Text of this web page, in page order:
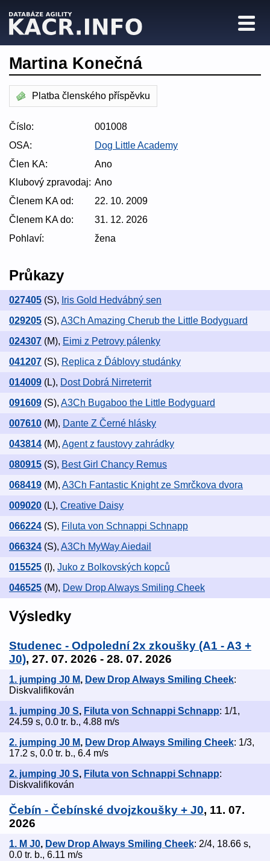
Martina Konečná
Platba členského příspěvku
Číslo:
001008
OSA:
Dog Little Academy
Člen KA:
Ano
Klubový zpravodaj: Ano
Členem KA od:
22. 10. 2009
Členem KA do:
31. 12. 2026
Pohlaví:
žena
Průkazy
027405 (S), Iris Gold Hedvábný sen
029205 (S), A3Ch Amazing Cherub the Little Bodyguard
024307 (M), Eimi z Petrovy pálenky
041207 (S), Replica z Ďáblovy studánky
014009 (L), Dost Dobrá Nirreterrit
091609 (S), A3Ch Bugaboo the Little Bodyguard
007610 (M), Dante Z Černé hlásky
043814 (M), Agent z faustovy zahrádky
080915 (S), Best Girl Chancy Remus
068419 (M), A3Ch Fantastic Knight ze Smrčkova dvora
009020 (L), Creative Daisy
066224 (S), Filuta von Schnappi Schnapp
066324 (S), A3Ch MyWay Aiedail
015525 (I), Juko z Bolkovských kopců
046525 (M), Dew Drop Always Smiling Cheek
Výsledky
Studenec - Odpolední 2x zkoušky (A1 - A3 +
J0), 27. 07. 2026 - 28. 07. 2026
1. jumping J0 M, Dew Drop Always Smiling Cheek:
Diskvalifikován
1. jumping J0 S, Filuta von Schnappi Schnapp: 1/1,
24.59 s, 0.0 tr. b., 4.88 m/s
2. jumping J0 M, Dew Drop Always Smiling Cheek: 1/3,
17.2 s, 0.0 tr. b., 6.4 m/s
2. jumping J0 S, Filuta von Schnappi Schnapp:
Diskvalifikován
Čebín - Čebínské dvojzkoušky + J0, 11. 07.
2026
1. M J0, Dew Drop Always Smiling Cheek: 2/4, 18.66 s,
0.0 tr. b., 6.11 m/s